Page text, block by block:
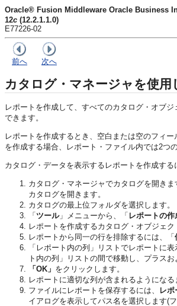
Oracle® Fusion Middleware Oracle Business
12c (12.2.1.1.0)
E77226-02
前へ 次へ
カタログ・マネージャを使
レポートを作成して、すべてのカタログ・オブ
できます。
レポートを作成するとき、空白または空のフィ
を作成する場合、レポート・ファイル内では2つ
カタログ・データを表示するレポートを作成する
カタログ・マネージャでカタログを開き
カタログを開きます。
カタログの最上位フォルダを選択します。
「ツール」メニューから、「 レポートの作
レポートを作成するカタログ・オブジェ
レポートから同一の行を排除するには、「
「レポート内の列」リストでレポートに
ト内の列」リストの間で移動し、プラス
「OK」 をクリックします。
レポートに適切な列が含まれるようにな
ファイルにレポートを保存するには、
レ
イアログを表示してパス名を選択します(